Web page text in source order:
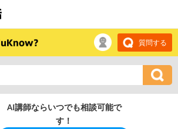
質問する
AI講師ならいつでも相談可能で
す！